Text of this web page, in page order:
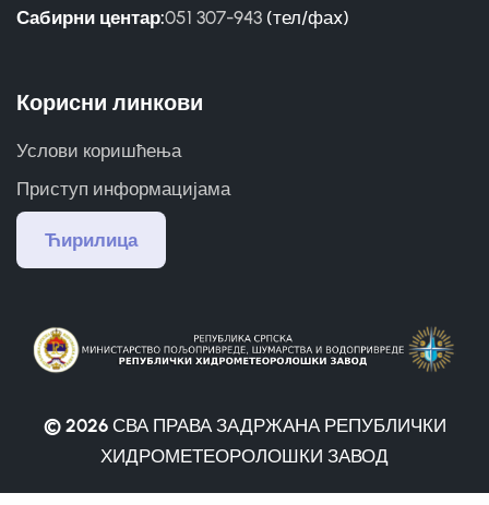
Сабирни центар:051 307-943 (тел/фаx)
Корисни линкови
Услови коришћења
Приступ информацијама
Ћирилица
© 2026СВА ПРАВА ЗАДРЖАНА РЕПУБЛИЧКИ
ХИДРОМЕТЕОРОЛОШКИ ЗАВОД